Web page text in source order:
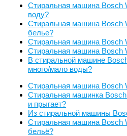
Стиральная машина Bosch
воду?
Стиральная машина Bosch
белье?
Стиральная машина Bosch
Стиральная машина Bosch
В стиральной машине
много/мало воды?
Стиральная машина Bosch
Стиральная машинка
и прыгает?
Из стиральной машины
Стиральная машина Bosch
бельё?